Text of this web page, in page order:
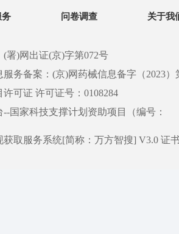
务 问卷调查 关于我
署)网出证(京)字第072号
务备案：(京)网药械信息备字（2023）
可证 许可证号：0108284
国家科技支撑计划资助项目（编号：
取服务系统[简称：万方智搜] V3.0 证